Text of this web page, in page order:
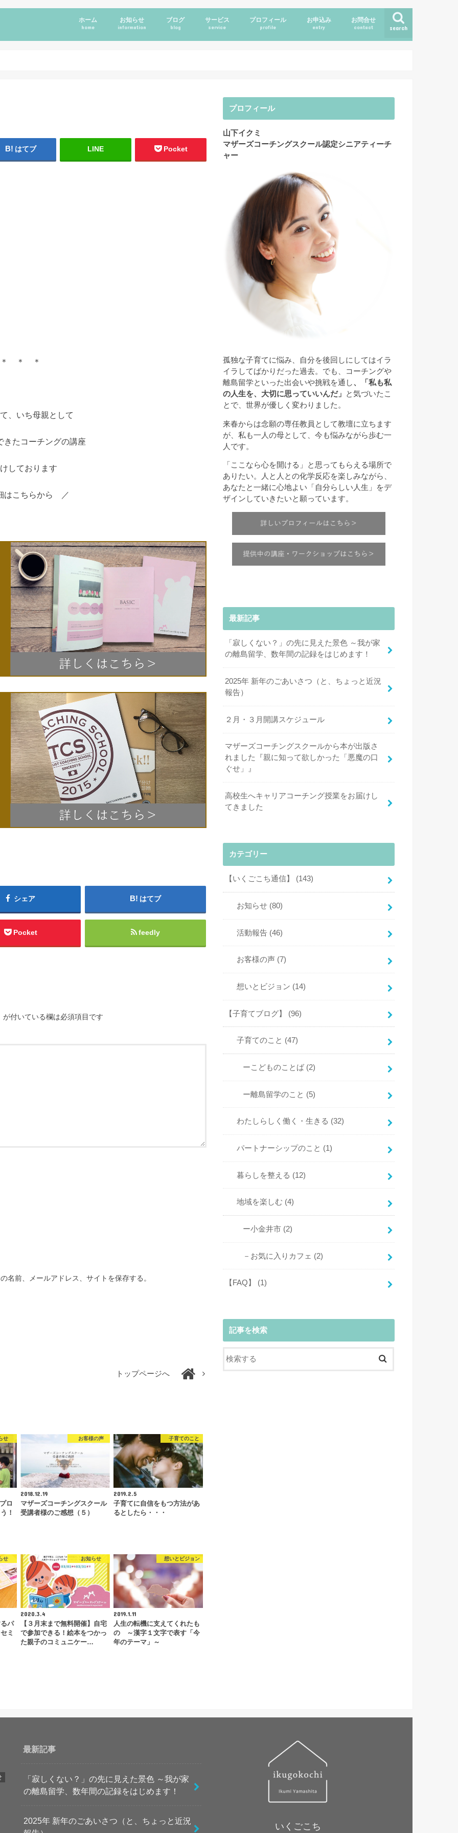
search
ホーム
home
お知らせ
information
ブログ
blog
サービス
service
プロフィール
profile
お申込み
entry
お問合せ
contact
はてブ LINE Pocket
＊ ＊ ＊
、いち母親として
きたコーチングの講座
しております
こちらから ／
シェア はてブ
Pocket feedly
が付いている欄は必須項目です
名前、メールアドレス、サイトを保存する。
トップページへ
せ
ロ
！
お客様の声
2018.12.19
マザーズコーチングスクール
受講者様のご感想（５）
子育てのこと
2019.2.5
子育てに自信をもつ方法があ
るとしたら・・・
せ
パ
ミ
お知らせ
2020.3.4
【３月末まで無料開催】自宅
で参加できる！絵本をつかっ
た親子のコミュニケー…
想いとビジョン
2019.1.11
人生の転機に支えてくれたも
の ～漢字１文字で表す「今
年のテーマ」～
プロフィール
山下イクミ
マザーズコーチングスクール認定シニアティーチ
ャー
孤独な子育てに悩み、自分を後回しにしてはイラ
イラしてばかりだった過去。でも、コーチングや
離島留学といった出会いや挑戦を通し、「私も私
の人生を、大切に思っていいんだ」
と気づいたこ
とで、世界が優しく変わりました。
来春からは念願の専任教員として教壇に立ちます
が、私も一人の母として、今も悩みながら歩む一
人です。
「ここなら心を開ける」と思ってもらえる場所で
ありたい。人と人との化学反応を楽しみながら、
あなたと一緒に心地よい「自分らしい人生」をデ
ザインしていきたいと願っています。
最新記事
「寂しくない？」の先に見えた景色 ～我が家
の離島留学、数年間の記録をはじめます！
2025年 新年のごあいさつ（と、ちょっと近況
報告）
２月・３月開講スケジュール
マザーズコーチングスクールから本が出版さ
れました『親に知って欲しかった「悪魔の口
ぐせ」』
高校生へキャリアコーチング授業をお届けし
てきました
カテゴリー
【いくごこち通信】 (143)
お知らせ (80)
活動報告 (46)
お客様の声 (7)
想いとビジョン (14)
【子育てブログ】 (96)
子育てのこと (47)
ーこどものことば (2)
ー離島留学のこと (5)
わたしらしく働く・生きる (32)
パートナーシップのこと (1)
暮らしを整える (12)
地域を楽しむ (4)
ー小金井市 (2)
－お気に入りカフェ (2)
【FAQ】 (1)
記事を検索
最新記事
「寂しくない？」の先に見えた景色 ～我が家
の離島留学、数年間の記録をはじめます！
2025年 新年のごあいさつ（と、ちょっと近況
いくごこち